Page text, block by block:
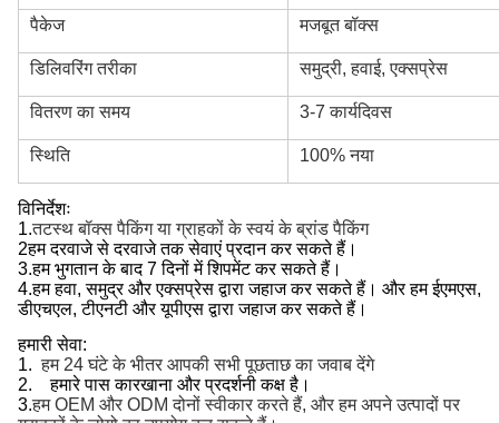
पैकेज मजबूत बॉक्स
डिलिवरिंग तरीका समुद्री, हवाई, एक्सप्रेस
वितरण का समय 3-7 कार्यदिवस
स्थिति 100% नया
विनिर्देशः
1.तटस्थ बॉक्स पैकिंग या ग्राहकों के स्वयं के ब्रांड पैकिंग
2हम दरवाजे से दरवाजे तक सेवाएं प्रदान कर सकते हैं।
3.हम भुगतान के बाद 7 दिनों में शिपमेंट कर सकते हैं।
4.हम हवा, समुद्र और एक्सप्रेस द्वारा जहाज कर सकते हैं। और हम ईएमएस,
डीएचएल, टीएनटी और यूपीएस द्वारा जहाज कर सकते हैं।
हमारी सेवा:
1. हम 24 घंटे के भीतर आपकी सभी पूछताछ का जवाब देंगे
2.
हमारे पास कारखाना और प्रदर्शनी कक्ष है।
3.हम OEM और ODM दोनों स्वीकार करते हैं, और हम अपने उत्पादों पर